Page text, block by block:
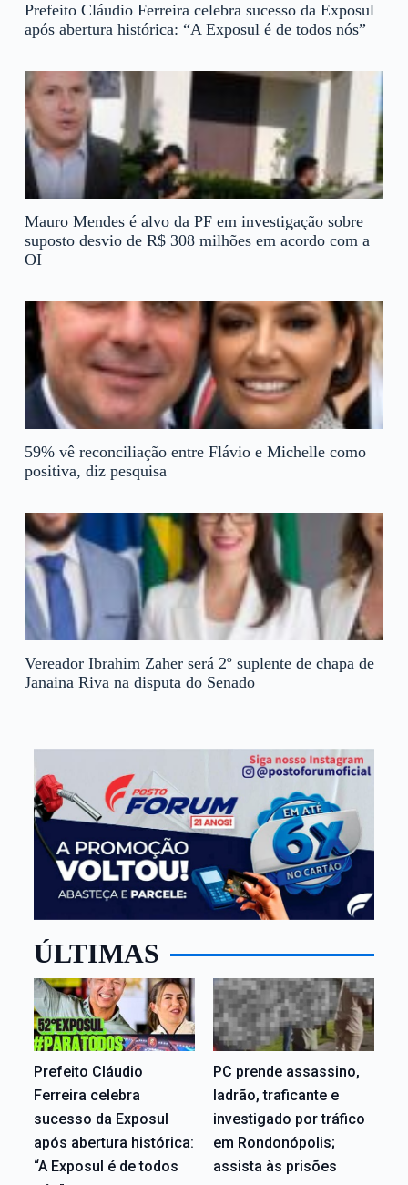
Prefeito Cláudio Ferreira celebra sucesso da Exposul
após abertura histórica: “A Exposul é de todos nós”
Mauro Mendes é alvo da PF em investigação sobre
suposto desvio de R$ 308 milhões em acordo com a
OI
59% vê reconciliação entre Flávio e Michelle como
positiva, diz pesquisa
Vereador Ibrahim Zaher será 2º suplente de chapa de
Janaina Riva na disputa do Senado
ÚLTIMAS
Prefeito Cláudio
Ferreira celebra
sucesso da Exposul
após abertura histórica:
“A Exposul é de todos
PC prende assassino,
ladrão, traficante e
investigado por tráfico
em Rondonópolis;
assista às prisões